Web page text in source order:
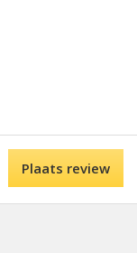
Plaats review